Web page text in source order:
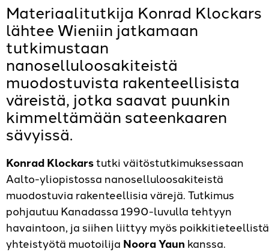
Materiaalitutkija Konrad Klockars
lähtee Wieniin jatkamaan
tutkimustaan
nanoselluloosakiteistä
muodostuvista rakenteellisista
väreistä, jotka saavat puunkin
kimmeltämään sateenkaaren
sävyissä.
Konrad Klockarstutki väitöstutkimuksessaan
Aalto-yliopistossa nanoselluloosakiteistä
muodostuvia rakenteellisia värejä. Tutkimus
pohjautuu Kanadassa 1990-luvulla tehtyyn
havaintoon, ja siihen liittyy myös poikkitieteellistä
yhteistyötä muotoilija NooraYaun kanssa.